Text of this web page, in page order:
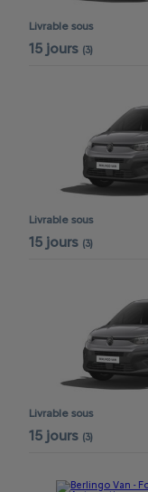
Livrable sous
15 jours (3)
Livrable sous
15 jours (3)
Livrable sous
15 jours (3)